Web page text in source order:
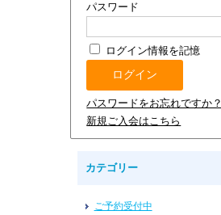
パスワード
ログイン情報を記憶
パスワードをお忘れですか？
新規ご入会はこちら
カテゴリー
ご予約受付中